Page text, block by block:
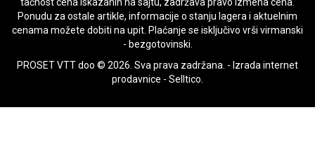
Ponudu za ostale artikle, informacije o stanju lagera i aktuelnim
cenama možete dobiti na upit. Plaćanje se isključivo vrši virmanski
- bezgotovinski.
PROSET VTT doo © 2026. Sva prava zadržana. - Izrada internet
prodavnice - Selltico.